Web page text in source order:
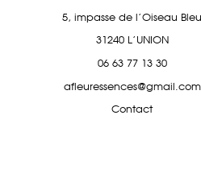
5, impasse de l'Oiseau Bleu
31240 L'UNION
06 63 77 13 30
afleuressences@gmail.com
Contact